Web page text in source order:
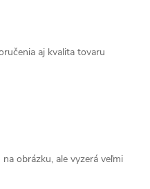
aj kvalita tovaru
obrázku, ale vyzerá veľmi